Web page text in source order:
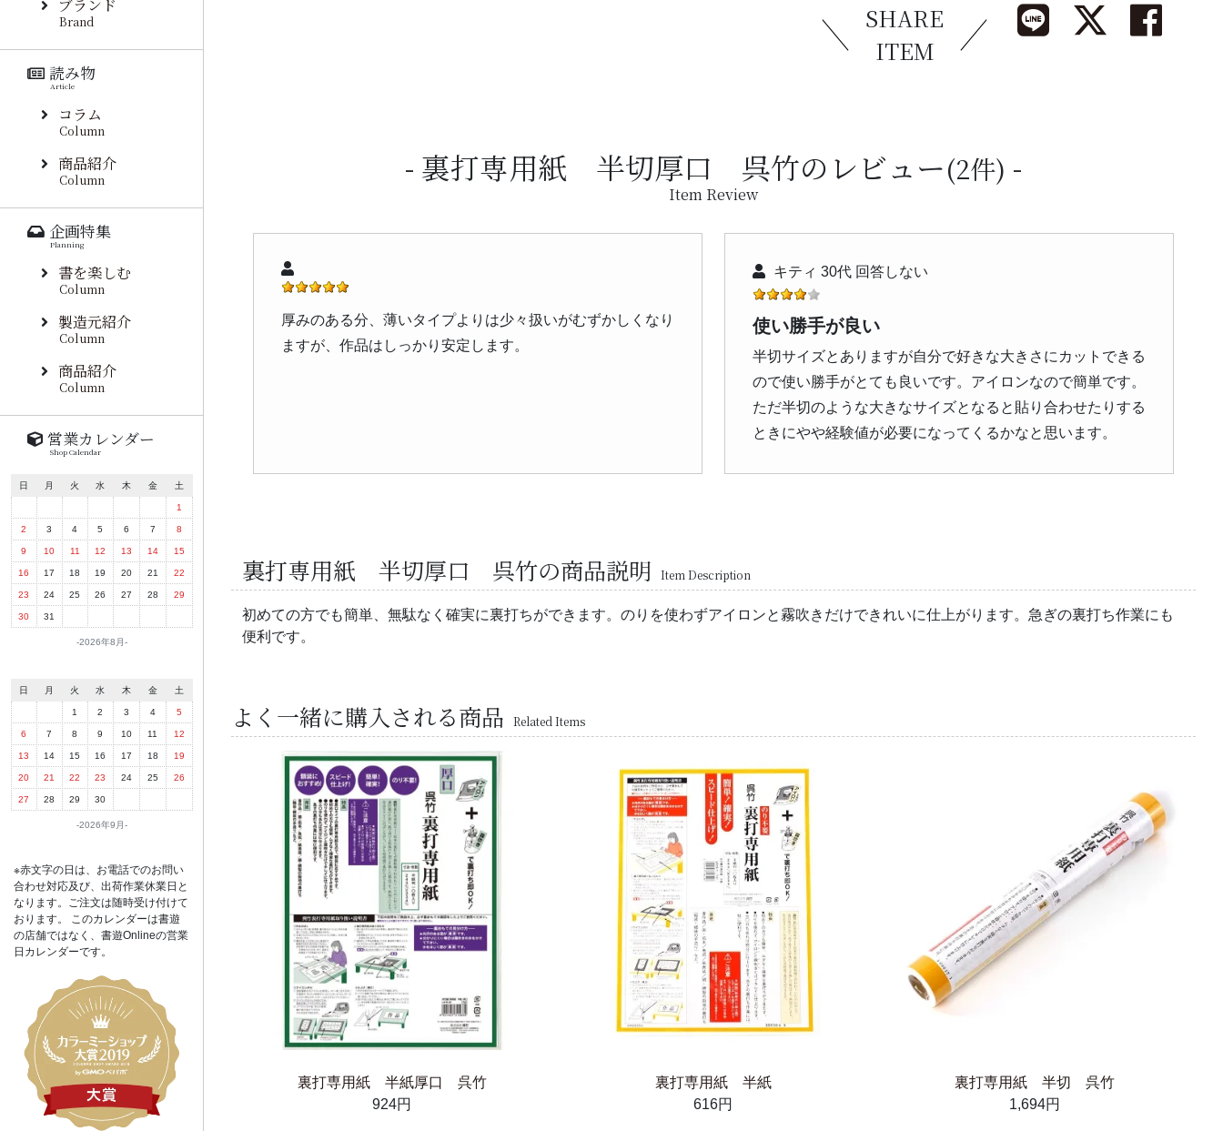
SHARE
ITEM
裏打専用紙 半切厚口 呉竹のレビュー(2件)
Item Review
厚みのある分、薄いタイプよりは少々扱いがむずかしくなり
ますが、作品はしっかり安定します。
キティ 30代 回答しない
使い勝手が良い
半切サイズとありますが自分で好きな大きさにカットできる
ので使い勝手がとても良いです。アイロンなので簡単です。
ただ半切のような大きなサイズとなると貼り合わせたりする
ときにやや経験値が必要になってくるかなと思います。
裏打専用紙 半切厚口 呉竹の商品説明 Item Description
初めての方でも簡単、無駄なく確実に裏打ちができます。のりを使わずアイロンと霧吹きだけできれいに仕上がります。急ぎの裏打ち作業にも
便利です。
よく一緒に購入される商品 Related Items
裏打専用紙 半紙厚口 呉竹
924円
裏打専用紙 半紙
616円
裏打専用紙 半切 呉竹
1,694円
ブランド
Brand
読み物
Article
コラム
Column
商品紹介
Column
企画特集
Planning
書を楽しむ
Column
製造元紹介
Column
商品紹介
Column
営業カレンダー
Shop Calendar
2026年8月
日 月 火 水 木 金 土
1
2 3 4 5 6 7 8
9 10 11 12 13 14 15
16 17 18 19 20 21 22
23 24 25 26 27 28 29
30 31
2026年9月
日 月 火 水 木 金 土
1 2 3 4 5
6 7 8 9 10 11 12
13 14 15 16 17 18 19
20 21 22 23 24 25 26
27 28 29 30
※赤文字の日は、お電話でのお問い
合わせ対応及び、出荷作業休業日と
なります。ご注文は随時受け付けて
おります。 このカレンダーは書遊
の店舗ではなく、書遊Onlineの営業
日カレンダーです。